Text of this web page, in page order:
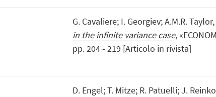
G. Cavaliere; I. Georgiev; A.M.R. Taylor,
in the infinite variance case,
pp. 204 - 219 [Articolo in rivista]
D. Engel; T. Mitze; R. Patuelli; J.